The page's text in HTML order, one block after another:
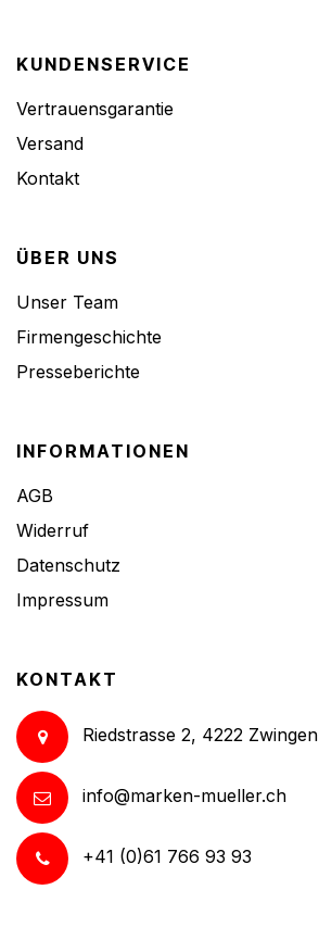
KUNDENSERVICE
Vertrauensgarantie
Versand
Kontakt
ÜBER UNS
Unser Team
Firmengeschichte
Presseberichte
INFORMATIONEN
AGB
Widerruf
Datenschutz
Impressum
KONTAKT
Riedstrasse 2, 4222 Zwingen
info@marken-mueller.ch
+41 (0)61 766 93 93